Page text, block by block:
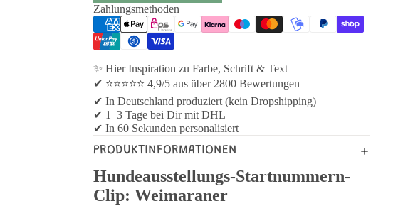
Zahlungsmethoden
✨ Hier Inspiration zu Farbe, Schrift & Text
✔ ⭐⭐⭐⭐⭐ 4,9/5 aus über 2800 Bewertungen
✔ In Deutschland produziert (kein Dropshipping)
✔ 1–3 Tage bei Dir mit DHL
✔ In 60 Sekunden personalisiert
PRODUKTINFORMATIONEN
Hundeausstellungs-Startnummern-
Clip: Weimaraner